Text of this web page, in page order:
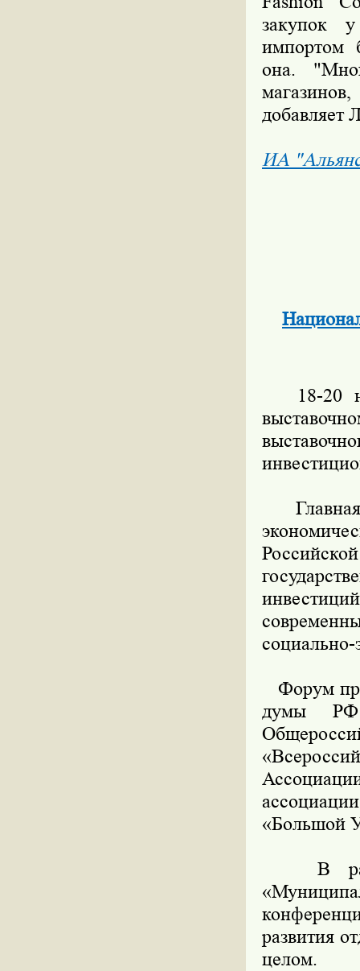
закупок
импортом
она.
добавляет
ИА
18-20
Главная
Форум
думы РФ
«Большой
В
развития
целом.